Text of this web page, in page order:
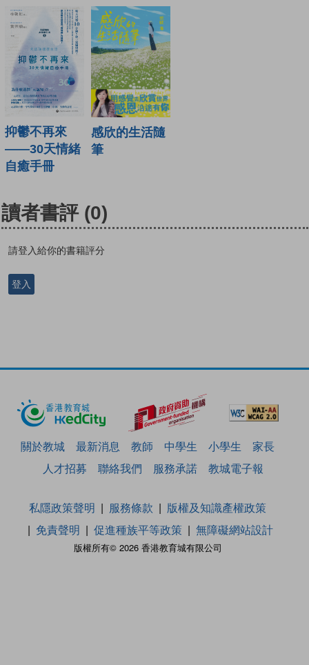
抑鬱不再來
——30天情緒
自癒手冊
感欣的生活隨
筆
讀者書評 (0)
請登入給你的書籍評分
登入
關於教城 最新消息 教師 中學生 小學生
家長
人才招募
聯絡我們 服務承諾 教城電子報
版權所有© 2026 香港教育城有限公司
私隱政策聲明 服務條款
版權及知識產權政策
免責聲明
促進種族平等政策 無障礙網站設計